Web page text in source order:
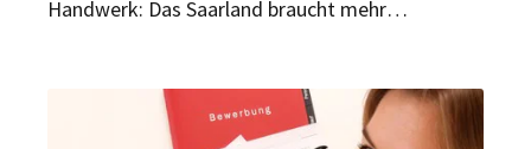
Handwerk: Das Saarland braucht mehr